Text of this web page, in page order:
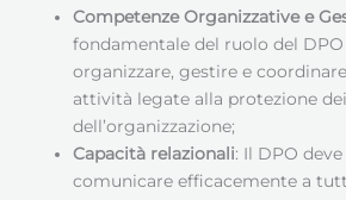
Competenze Organizzative e
fondamentale del ruolo del
organizzare, gestire e
attività legate alla protezione
dell’organizzazione;
Capacità relazionali: Il DPO
comunicare efficacemente a